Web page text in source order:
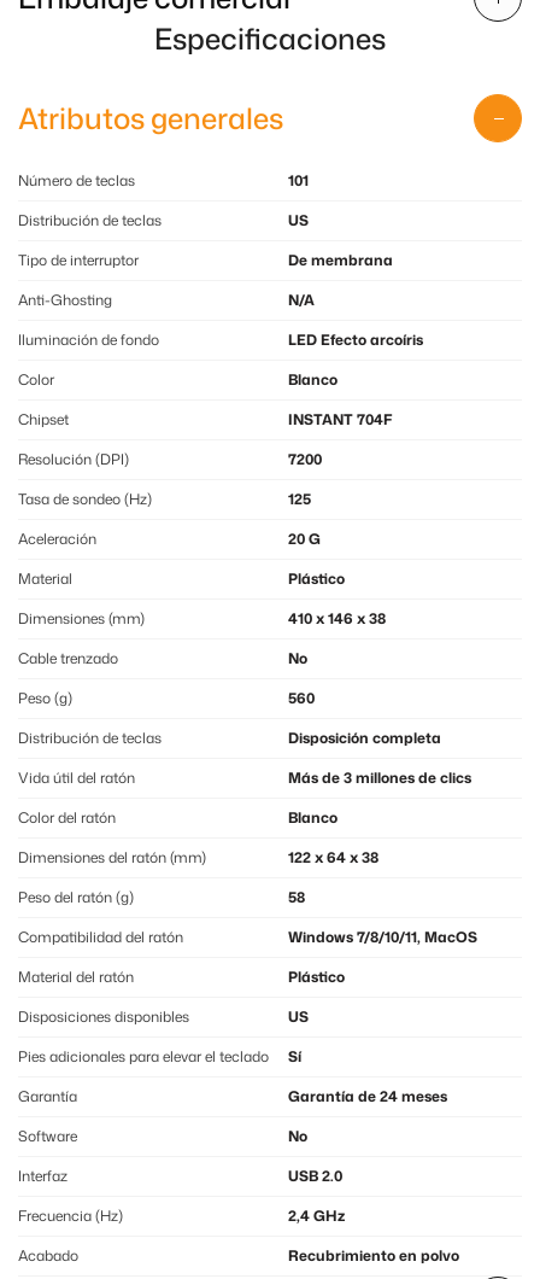
Especificaciones
Atributos generales
Número de teclas
101
Distribución de teclas
US
Tipo de interruptor
De membrana
Anti-Ghosting
N/A
Iluminación de fondo
LED Efecto arcoíris
Color
Blanco
Chipset
INSTANT 704F
Resolución (DPI)
7200
Tasa de sondeo (Hz)
125
Aceleración
20 G
Material
Plástico
Dimensiones (mm)
410 x 146 x 38
Cable trenzado
No
Peso (g)
560
Distribución de teclas
Disposición completa
Vida útil del ratón
Más de 3 millones de clics
Color del ratón
Blanco
Dimensiones del ratón (mm)
122 x 64 x 38
Peso del ratón (g)
58
Compatibilidad del ratón
Windows 7/8/10/11, MacOS
Material del ratón
Plástico
Disposiciones disponibles
US
Pies adicionales para elevar el teclado
Sí
Garantía
Garantía de 24 meses
Software
No
Interfaz
USB 2.0
Frecuencia (Hz)
2,4 GHz
Acabado
Recubrimiento en polvo